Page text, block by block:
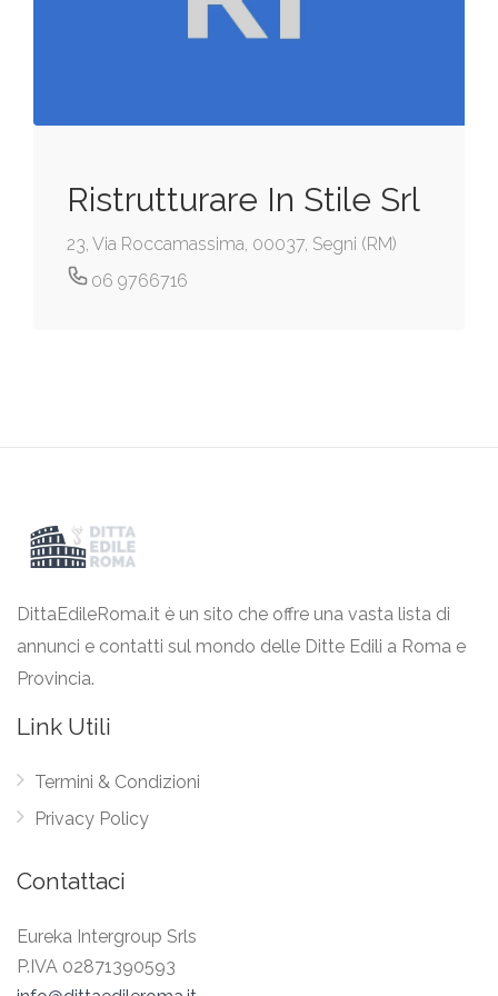
Ristrutturare In Stile Srl
23, Via Roccamassima, 00037, Segni (RM)
06 9766716
DittaEdileRoma.it è un sito che offre una vasta lista di
annunci e contatti sul mondo delle Ditte Edili a Roma e
Provincia.
Link Utili
Termini & Condizioni
Privacy Policy
Contattaci
Eureka Intergroup Srls
P.IVA 02871390593